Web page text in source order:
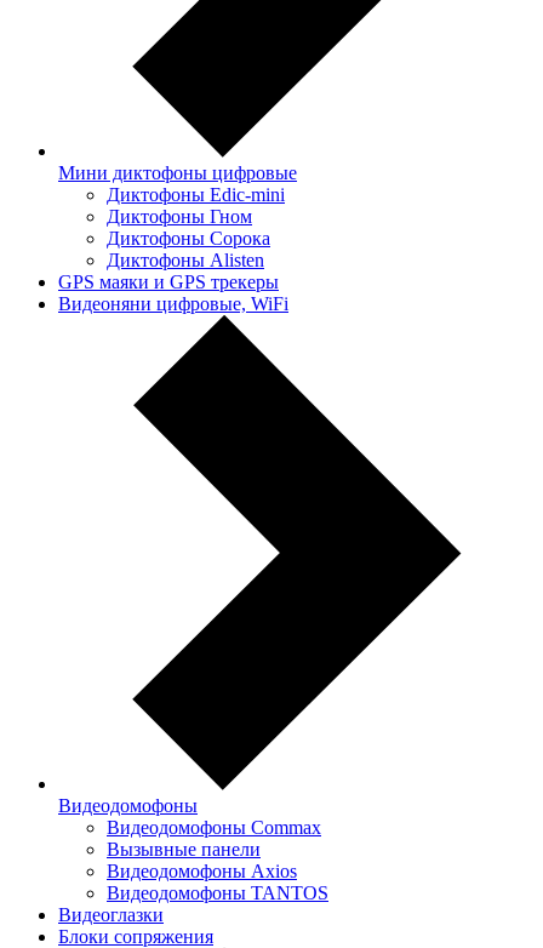
Мини диктофоны цифровые
Диктофоны Edic-mini
Диктофоны Гном
Диктофоны Сорока
Диктофоны Alisten
GPS маяки и GPS трекеры
Видеоняни цифровые, WiFi
Видеодомофоны
Видеодомофоны Commax
Вызывные панели
Видеодомофоны Axios
Видеодомофоны TANTOS
Видеоглазки
Блоки сопряжения